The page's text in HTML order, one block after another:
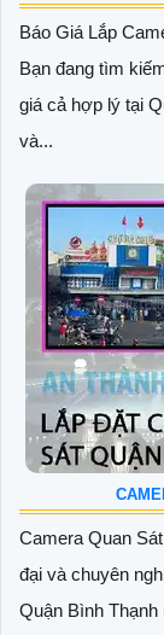
Báo Giá Lắp
Bạn đang tìm
giá cả hợp lý tại
và...
Camera Quan
đại và chuyên
Quận Bình